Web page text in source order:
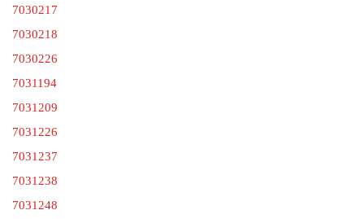
7030217
7030218
7030226
7031194
7031209
7031226
7031237
7031238
7031248